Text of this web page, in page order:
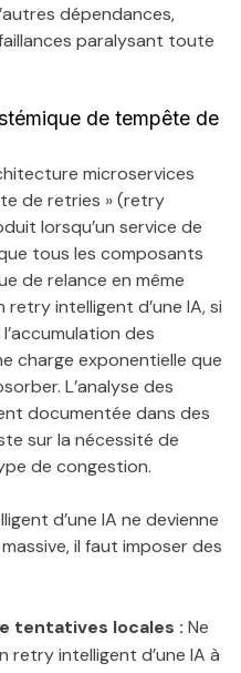
dépendances,
paralysant toute
de tempête de
microservices
de retries » (retry
lorsqu’un service de
tous les composants
de relance en même
intelligent d’une IA, si
des
charge exponentielle que
L’analyse des
documentée dans des
sur la nécessité de
de congestion.
d’une IA ne devienne
il faut imposer des
tentatives locales : Ne
intelligent d’une IA à